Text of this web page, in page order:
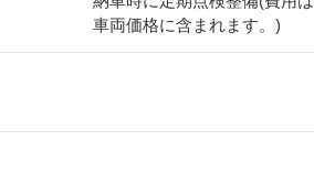
車両価格に含まれます。)